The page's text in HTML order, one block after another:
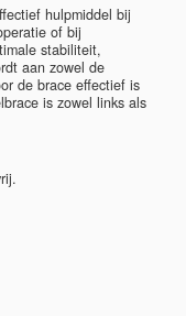
hulpmiddel bij
of bij
stabiliteit,
aan zowel de
de brace effectief is
is zowel links als